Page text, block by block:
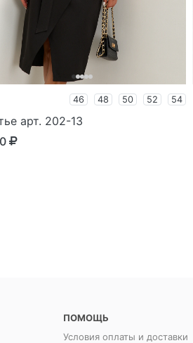
46 48 50 52 54
арт. 202-13
ПОМОЩЬ
Условия оплаты и доставки